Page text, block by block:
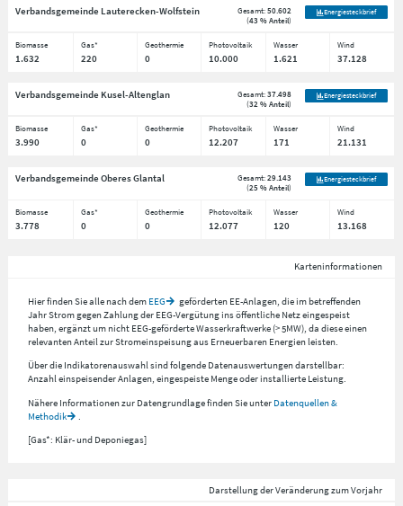
Verbandsgemeinde Lauterecken-Wolfstein Gesamt:50.602
(43 % Anteil)
Energiesteckbrief
Biomasse Gas* Geothermie Photovoltaik Wasser Wind
1.632 220 0 10.000 1.621 37.128
Verbandsgemeinde Kusel-Altenglan Gesamt:37.498
(32 % Anteil)
Energiesteckbrief
Biomasse Gas* Geothermie Photovoltaik Wasser Wind
3.990 0 0 12.207 171 21.131
Verbandsgemeinde Oberes Glantal Gesamt:29.143
(25 % Anteil)
Energiesteckbrief
Biomasse Gas* Geothermie Photovoltaik Wasser Wind
3.778 0 0 12.077 120 13.168
Karteninformationen
Hier finden Sie alle nach dem EEG
geförderten EE-Anlagen, die im betreffenden
Jahr Strom gegen Zahlung der EEG-Vergütung ins öffentliche Netz eingespeist
haben, ergänzt um nicht EEG-geförderte Wasserkraftwerke (> 5MW), da diese einen
relevanten Anteil zur Stromeinspeisung aus Erneuerbaren Energien leisten.
Über die Indikatorenauswahl sind folgende Datenauswertungen darstellbar:
Anzahl einspeisender Anlagen, eingespeiste Menge oder installierte Leistung.
Nähere Informationen zur Datengrundlage finden Sie unter Datenquellen &
Methodik
[Gas*: Klär- und Deponiegas]
Darstellung der Veränderung zum Vorjahr